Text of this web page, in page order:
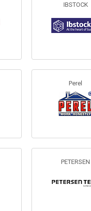
IBSTOCK
Perel
PETERSEN